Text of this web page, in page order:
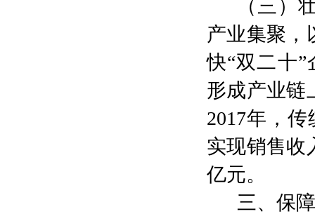
（ 三）
产业集聚 ，
快“双二十
形成产业链
2017年，传
实现销售收
亿元。
三、保